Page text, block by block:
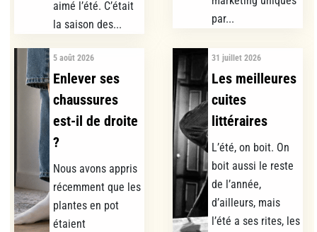
aimé l’été. C’était
la saison des...
par...
5 août 2026
Enlever ses
chaussures
est-il de droite
?
Nous avons appris
récemment que les
plantes en pot
étaient
31 juillet 2026
Les meilleures
cuites
littéraires
L’été, on boit. On
boit aussi le reste
de l’année,
d’ailleurs, mais
l’été a ses rites, les